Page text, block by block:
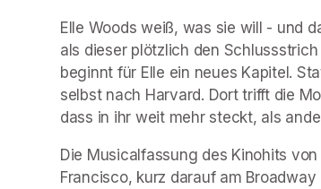
Elle Woods weiß, was sie will - und
als dieser plötzlich den
beginnt für Elle ein neues Kapitel.
selbst nach Harvard. Dort trifft die
dass in ihr weit mehr steckt, als
Die Musicalfassung des Kinohits
Francisco, kurz darauf am